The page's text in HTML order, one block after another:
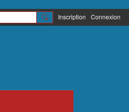
Inscription Connexion